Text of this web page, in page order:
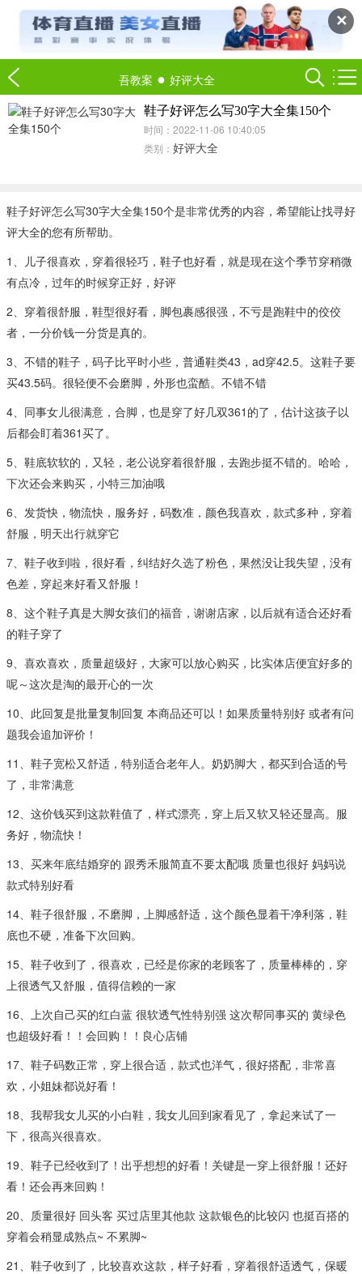
✕
吾教案 ● 好评大全
鞋子好评怎么写30字大全集150个
时间：2022-11-06 10:40:05
类别： 好评大全
鞋子好评怎么写30字大全集150个是非常优秀的内容，希望能让找寻好
评大全的您有所帮助。
1、儿子很喜欢，穿着很轻巧，鞋子也好看，就是现在这个季节穿稍微
有点冷，过年的时候穿正好，好评
2、穿着很舒服，鞋型很好看，脚包裹感很强，不亏是跑鞋中的佼佼
者，一分价钱一分货是真的。
3、不错的鞋子，码子比平时小些，普通鞋类43，ad穿42.5。这鞋子要
买43.5码。很轻便不会磨脚，外形也蛮酷。不错不错
4、同事女儿很满意，合脚，也是穿了好几双361的了，估计这孩子以
后都会盯着361买了。
5、鞋底软软的，又轻，老公说穿着很舒服，去跑步挺不错的。哈哈，
下次还会来购买，小特三加油哦
6、发货快，物流快，服务好，码数准，颜色我喜欢，款式多种，穿着
舒服，明天出行就穿它
7、鞋子收到啦，很好看，纠结好久选了粉色，果然没让我失望，没有
色差，穿起来好看又舒服！
8、这个鞋子真是大脚女孩们的福音，谢谢店家，以后就有适合还好看
的鞋子穿了
9、喜欢喜欢，质量超级好，大家可以放心购买，比实体店便宜好多的
呢～这次是淘的最开心的一次
10、此回复是批量复制回复 本商品还可以！如果质量特别好 或者有问
题我会追加评价！
11、鞋子宽松又舒适，特别适合老年人。奶奶脚大，都买到合适的号
了，非常满意
12、这价钱买到这款鞋值了，样式漂亮，穿上后又软又轻还显高。服
务好，物流快！
13、买来年底结婚穿的 跟秀禾服简直不要太配哦 质量也很好 妈妈说
款式特别好看
14、鞋子很舒服，不磨脚，上脚感舒适，这个颜色显着干净利落，鞋
底也不硬，准备下次回购。
15、鞋子收到了，很喜欢，已经是你家的老顾客了，质量棒棒的，穿
上很透气又舒服，值得信赖的一家
16、上次自己买的红白蓝 很软透气性特别强 这次帮同事买的 黄绿色
也超级好看！！会回购！！良心店铺
17、鞋子码数正常，穿上很合适，款式也洋气，很好搭配，非常喜
欢，小姐妹都说好看！
18、我帮我女儿买的小白鞋，我女儿回到家看见了，拿起来试了一
下，很高兴很喜欢。
19、鞋子已经收到了！出乎想想的好看！关键是一穿上很舒服！还好
看！还会再来回购！
20、质量很好 回头客 买过店里其他款 这款银色的比较闪 也挺百搭的
穿着会稍显成熟点~ 不累脚~
21、鞋子收到了，比较喜欢这款，样子好看，穿着很舒适透气，保暖